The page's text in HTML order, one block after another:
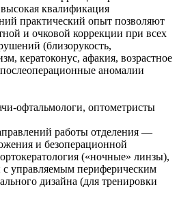
квалификация
практический опыт позволяют
и очковой коррекции при всех
(близорукость,
кератоконус, афакия, возрастное
аномалии
офтальмологи, оптометристы
работы отделения —
и безоперационной
(«ночные» линзы),
управляемым периферическим
дизайна (для тренировки